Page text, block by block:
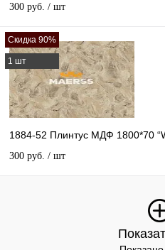
300 руб. / шт
Скидка 90%
1 шт
1884-52 Плинтус МДФ 1800*70
300 руб. / шт